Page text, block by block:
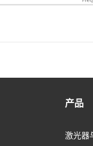
产品
激光器